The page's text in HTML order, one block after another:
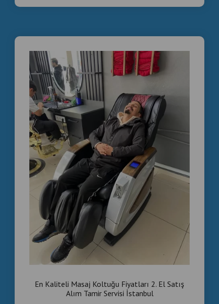
✔ Masaj koltuğu fiyatları 2 el
👉 Google & Sahibinden aramalarına uygun SEO destekli
içerik sistemi.
YURT DIŞI SATIŞ DESTEĞİ
🌍 Balkan ülkeleri
🌍 Avrupa
🌍 Orta Doğu
için aktif satış desteği sağlanmaktadır.
✔ Commercial massage chair supplier
✔ Refurbished massage chair systems
✔ Massage chair wholesale Turkey
📲 WhatsApp: +90 535 989 04 29
📞 +90 537 718 07 47
Ticari Masaj Koltuğu Fiyatları , 2 El Masaj Koltuğu -
Sahibinden , 2 El Masaj Koltuğu Letgo , Masaj Koltuğu
Koltuğu
En Kaliteli Masaj Koltuğu Fiyatları 2. El Satış
Alım Tamir Servisi İstanbul